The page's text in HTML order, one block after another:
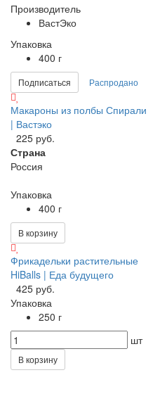
Производитель
ВастЭко
Упаковка
400 г
Подписаться Распродано
Макароны из полбы Спирали
| Вастэко
225 руб.
Страна
Россия
Упаковка
400 г
В корзину
Фрикадельки растительные
HiBalls | Еда будущего
425 руб.
Упаковка
250 г
шт
В корзину